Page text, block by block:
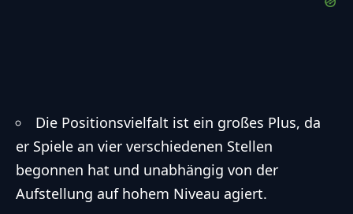
Die Positionsvielfalt ist ein großes Plus, da
er Spiele an vier verschiedenen Stellen
begonnen hat und unabhängig von der
Aufstellung auf hohem Niveau agiert.